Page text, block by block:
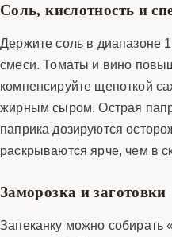
Соль, кислотность и
Держите соль в диапазоне
смеси. Томаты и вино
компенсируйте щепоткой
жирным сыром. Острая
паприка дозируются
раскрываются ярче, чем в
Заморозка и заготовки
Запеканку можно собирать